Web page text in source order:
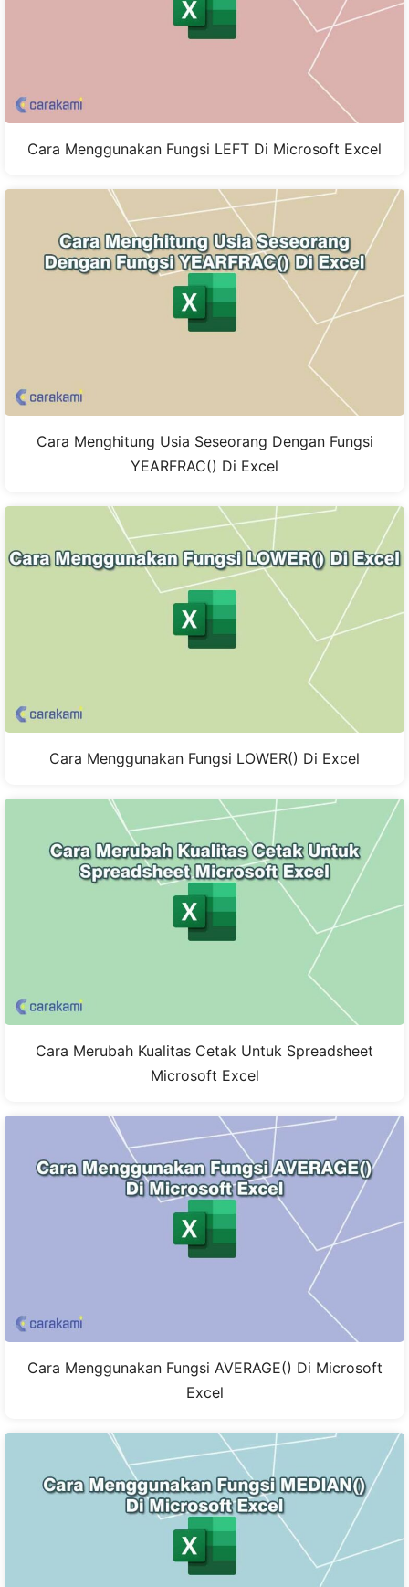
Cara Menggunakan Fungsi LEFT Di Microsoft Excel
Cara Menghitung Usia Seseorang Dengan Fungsi
YEARFRAC() Di Excel
Cara Menggunakan Fungsi LOWER() Di Excel
Cara Merubah Kualitas Cetak Untuk Spreadsheet
Microsoft Excel
Cara Menggunakan Fungsi AVERAGE() Di Microsoft
Excel